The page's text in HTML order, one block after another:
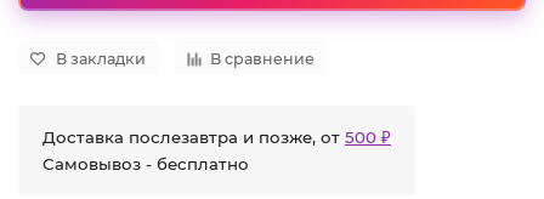
В закладки В сравнение
Доставка послезавтра и позже, от 500 ₽
Самовывоз - бесплатно